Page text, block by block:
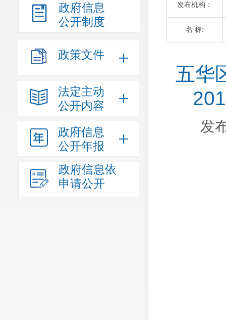
政府信息
公开制度
政策文件
法定主动
公开内容
政府信息
公开年报
政府信息依
申请公开
发布机构：
名 称:
五华
发